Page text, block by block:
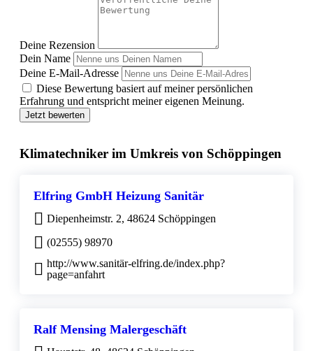
Deine Rezension
Dein Name
Deine E-Mail-Adresse
Diese Bewertung basiert auf meiner persönlichen
Erfahrung und entspricht meiner eigenen Meinung.
Jetzt bewerten
Klimatechniker im Umkreis von Schöppingen
Elfring GmbH Heizung Sanitär
Diepenheimstr. 2, 48624 Schöppingen
(02555) 98970
http://www.sanitär-elfring.de/index.php?
page=anfahrt
Ralf Mensing Malergeschäft